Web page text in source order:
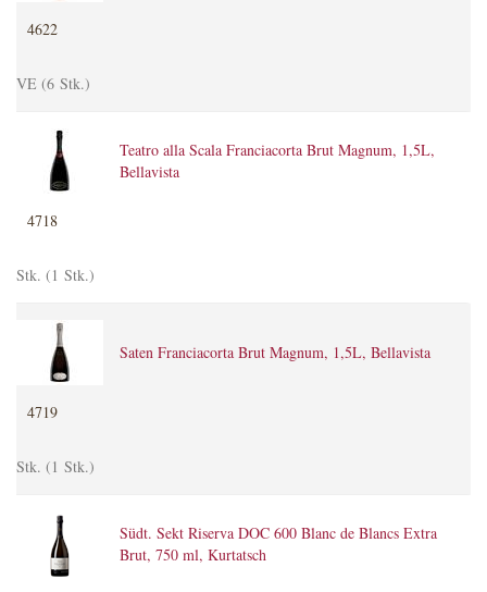
4622
VE (6 Stk.)
Teatro alla Scala Franciacorta Brut Magnum, 1,5L,
Bellavista
4718
Stk. (1 Stk.)
Saten Franciacorta Brut Magnum, 1,5L, Bellavista
4719
Stk. (1 Stk.)
Südt. Sekt Riserva DOC 600 Blanc de Blancs Extra
Brut, 750 ml, Kurtatsch